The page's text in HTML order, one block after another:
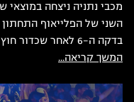
השני של הפלייאוף
בדקה ה-6 לאחר שכדור חוץ של כארם ג'אבר הורחק בצורה רעה...
המשך קריאה...